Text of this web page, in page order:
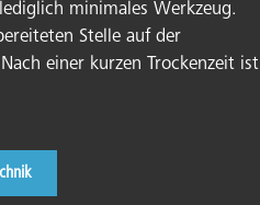
minimales Werkzeug.
Stelle auf der
einer kurzen Trockenzeit ist